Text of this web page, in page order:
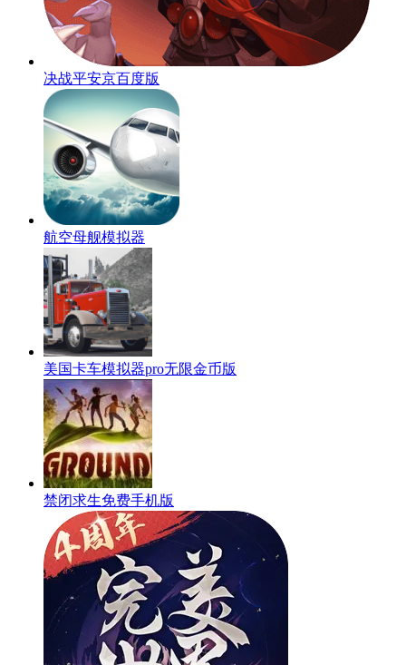
决战平安京百度版
航空母舰模拟器
美国卡车模拟器pro无限金币版
禁闭求生免费手机版